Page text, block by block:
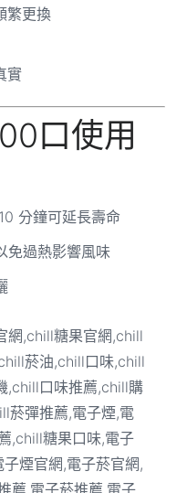
繁更換
實
口使用
分鐘可延長壽命
免過熱影響風味